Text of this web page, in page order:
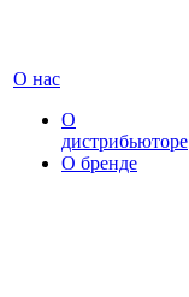
О нас
О
дистрибьюторе
О бренде